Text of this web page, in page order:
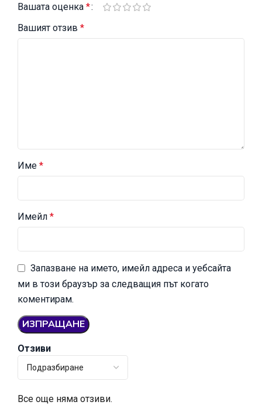
Отзиви
Все още няма отзиви.
Вашата оценка *
Вашият отзив *
Име *
Имейл *
Запазване на името, имейл адреса и уебсайта
ми в този браузър за следващия път когато
коментирам.